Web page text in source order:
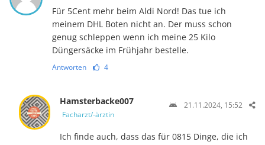
Für 5Cent mehr beim Aldi Nord! Das tue ich
meinem DHL Boten nicht an. Der muss schon
genug schleppen wenn ich meine 25 Kilo
Düngersäcke im Frühjahr bestelle.
Antworten 4
Hamsterbacke007
Facharzt/-ärztin
21.11.2024, 15:52
Ich finde auch, dass das für 0815 Dinge, die ich